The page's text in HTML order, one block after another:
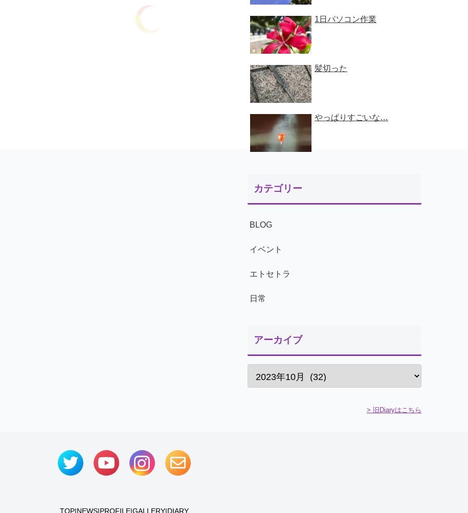
1日パソコン作業
髪切った
やっぱりすごいな…
カテゴリー
BLOG
イベント
エトセトラ
日常
アーカイブ
> 旧Diaryはこちら
TOP|NEWS|PROFILE|GALLERY|DIARY